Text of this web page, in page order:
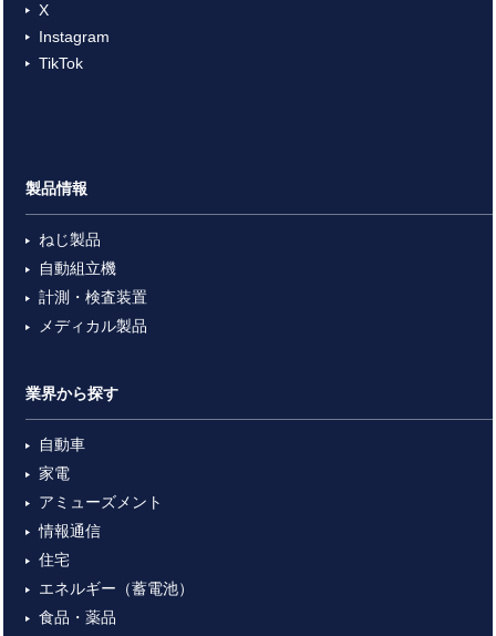
X
Instagram
TikTok
製品情報
ねじ製品
自動組立機
計測・検査装置
メディカル製品
業界から探す
自動車
家電
アミューズメント
情報通信
住宅
エネルギー（蓄電池）
食品・薬品